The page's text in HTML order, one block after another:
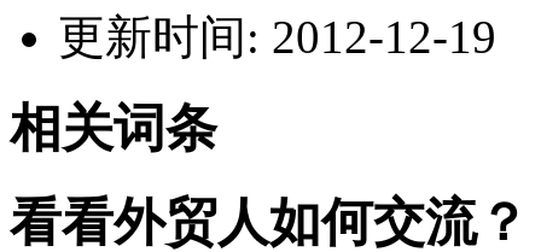
更新时间: 2012-12-19
相关词条
看看外贸人如何交流？